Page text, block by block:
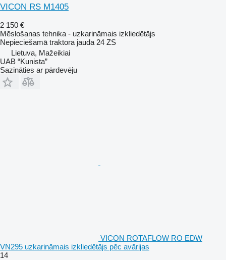
VICON RS M1405
2 150 €
Mēslošanas tehnika - uzkarināmais izkliedētājs
Nepieciešamā traktora jauda 24 ZS
Lietuva, Mažeikiai
UAB “Kunista”
Sazināties ar pārdevēju
VICON ROTAFLOW RO EDW
VN295 uzkarināmais izkliedētājs pēc avārijas
14